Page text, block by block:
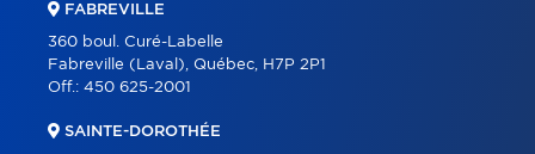
FABREVILLE
360 boul. Curé-Labelle
Fabreville (Laval), Québec, H7P 2P1
Off.: 450 625-2001
SAINTE-DOROTHÉE